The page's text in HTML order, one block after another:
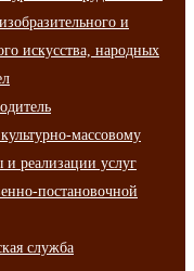
и
искусства, народных
массовому
и реализации услуг
постановочной
служба